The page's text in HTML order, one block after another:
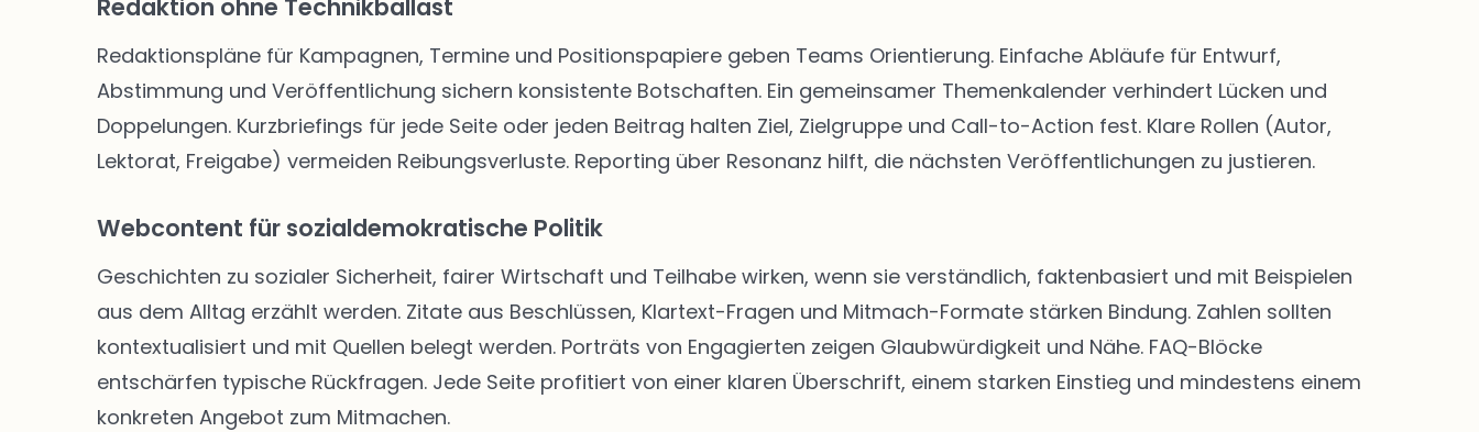
Redaktion ohne Technikballast
Redaktionspläne für Kampagnen, Termine und Positionspapiere geben Teams Orientierung. Einfache Abläufe für Entwurf,
Abstimmung und Veröffentlichung sichern konsistente Botschaften. Ein gemeinsamer Themenkalender verhindert Lücken und
Doppelungen. Kurzbriefings für jede Seite oder jeden Beitrag halten Ziel, Zielgruppe und Call-to-Action fest. Klare Rollen (Autor,
Lektorat, Freigabe) vermeiden Reibungsverluste. Reporting über Resonanz hilft, die nächsten Veröffentlichungen zu justieren.
Webcontent für sozialdemokratische Politik
Geschichten zu sozialer Sicherheit, fairer Wirtschaft und Teilhabe wirken, wenn sie verständlich, faktenbasiert und mit Beispielen
aus dem Alltag erzählt werden. Zitate aus Beschlüssen, Klartext-Fragen und Mitmach-Formate stärken Bindung. Zahlen sollten
kontextualisiert und mit Quellen belegt werden. Porträts von Engagierten zeigen Glaubwürdigkeit und Nähe. FAQ-Blöcke
entschärfen typische Rückfragen. Jede Seite profitiert von einer klaren Überschrift, einem starken Einstieg und mindestens einem
konkreten Angebot zum Mitmachen.